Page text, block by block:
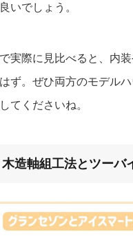
いでしょう。
実際に見比べると、内
ず。ぜひ両方のモデル
てくださいね。
造軸組工法とツーバ